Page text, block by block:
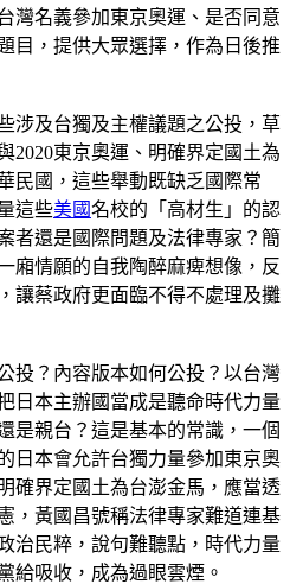
灣名義參加東京奧運、是否同意
目，提供大眾選擇，作為日後推
涉及台獨及主權議題之公投，草
2020東京奧運、明確界定國土為
民國，這些舉動既缺乏國際常
這些美國名校的「高材生」的認
者還是國際問題及法律專家？簡
廂情願的自我陶醉麻痺想像，反
讓蔡政府更面臨不得不處理及攤
投？內容版本如何公投？以台灣
日本主辦國當成是聽命時代力量
是親台？這是基本的常識，一個
日本會允許台獨力量參加東京奧
確界定國土為台澎金馬，應當透
，黃國昌號稱法律專家難道連基
治民粹，說句難聽點，時代力量
給吸收，成為過眼雲煙。